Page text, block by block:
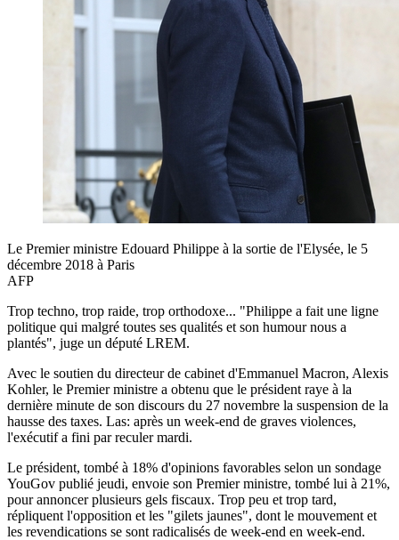
Le Premier ministre Edouard Philippe à la sortie de l'Elysée, le 5
décembre 2018 à Paris
AFP
Trop techno, trop raide, trop orthodoxe... "Philippe a fait une ligne
politique qui malgré toutes ses qualités et son humour nous a
plantés", juge un député LREM.
Avec le soutien du directeur de cabinet d'Emmanuel Macron, Alexis
Kohler, le Premier ministre a obtenu que le président raye à la
dernière minute de son discours du 27 novembre la suspension de la
hausse des taxes. Las: après un week-end de graves violences,
l'exécutif a fini par reculer mardi.
Le président, tombé à 18% d'opinions favorables selon un sondage
YouGov publié jeudi, envoie son Premier ministre, tombé lui à 21%,
pour annoncer plusieurs gels fiscaux. Trop peu et trop tard,
répliquent l'opposition et les "gilets jaunes", dont le mouvement et
les revendications se sont radicalisés de week-end en week-end.